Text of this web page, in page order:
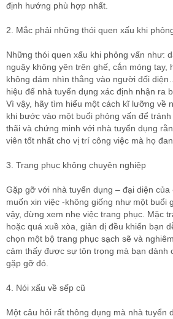
định hướng phù hợp nhất.
2. Mắc phải những thói quen xấu khi
Những thói quen xấu khi phỏng vấn như:
nguậy không yên trên ghế, cắn móng tay,
không dám nhìn thẳng vào người đối
hiệu để nhà tuyển dụng xác định nhận ra
Vì vậy, hãy tìm hiểu một cách kĩ lưỡng về
khi bước vào một buổi phỏng vấn để
thãi và chứng minh với nhà tuyển dụng
viên tốt nhất cho vị trí công việc mà họ
3. Trang phục không chuyên nghiệp
Gặp gỡ với nhà tuyển dụng – đại diện của
muốn xin việc -không giống như một buổi
vậy, đừng xem nhẹ việc trang phục. Mặc
hoặc quá xuề xòa, giản dị đều khiến bạn
chọn một bộ trang phục sạch sẽ và
cảm thấy được sự tôn trọng mà bạn dành
gặp gỡ đó.
4. Nói xấu về sếp cũ
Một câu hỏi rất thông dụng mà nhà tuyển